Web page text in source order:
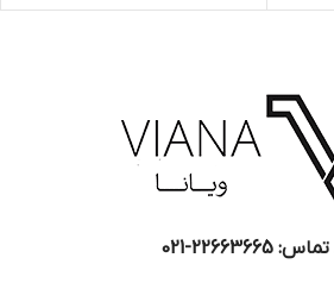
22663665-021​